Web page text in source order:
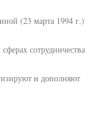
(23 марта 1994 г.)
сотрудничества
и дополняют